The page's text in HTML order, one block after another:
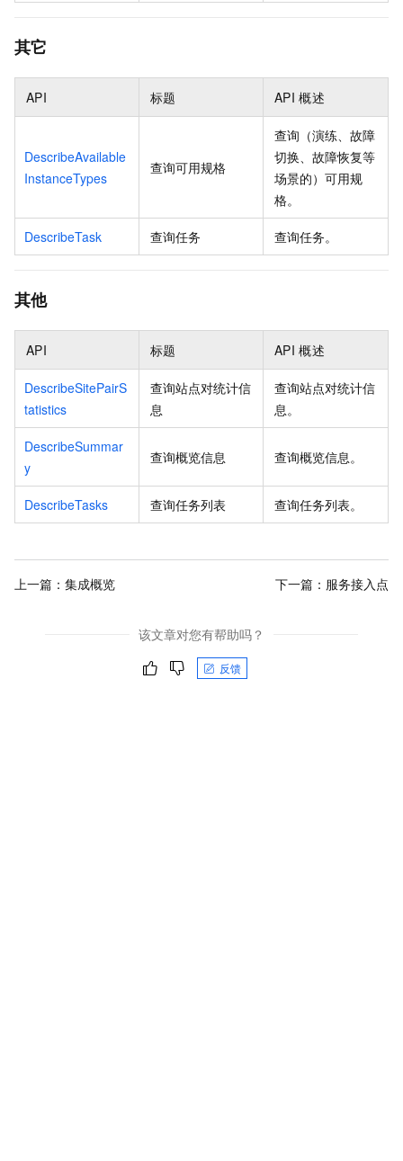
其它
API 标题 API 概述
DescribeAvailable
InstanceTypes
查询可用规格
查询（演练、故障
切换、故障恢复等
场景的）可用规
格。
DescribeTask 查询任务 查询任务。
其他
API 标题 API 概述
DescribeSitePairS
tatistics
查询站点对统计信
息
查询站点对统计信
息。
DescribeSummar
y
查询概览信息 查询概览信息。
DescribeTasks 查询任务列表 查询任务列表。
上一篇： 集成概览 下一篇： 服务接入点
该文章对您有帮助吗？
反馈